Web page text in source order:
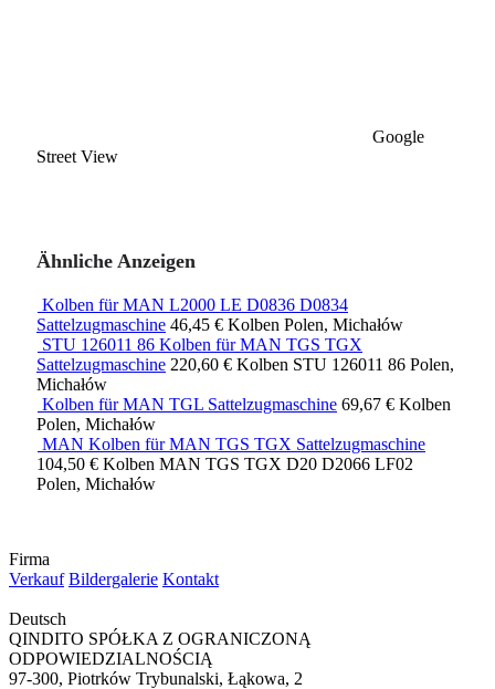
Google
Street View
Ähnliche Anzeigen
Kolben für MAN L2000 LE D0836 D0834
Sattelzugmaschine 46,45 € Kolben Polen, Michałów
STU 126011 86 Kolben für MAN TGS TGX
Sattelzugmaschine 220,60 € Kolben STU 126011 86 Polen,
Michałów
Kolben für MAN TGL Sattelzugmaschine 69,67 € Kolben
Polen, Michałów
MAN Kolben für MAN TGS TGX Sattelzugmaschine
104,50 € Kolben MAN TGS TGX D20 D2066 LF02
Polen, Michałów
Firma
Verkauf Bildergalerie Kontakt
Deutsch
QINDITO SPÓŁKA Z OGRANICZONĄ
ODPOWIEDZIALNOŚCIĄ
97-300, Piotrków Trybunalski, Łąkowa, 2